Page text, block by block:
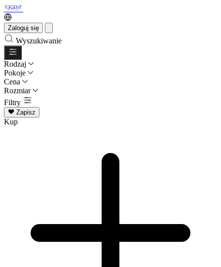
Zaloguj się
Wyszukiwanie
Rodzaj
Pokoje
Cena
Rozmiar
Filtry
Zapisz
Kup